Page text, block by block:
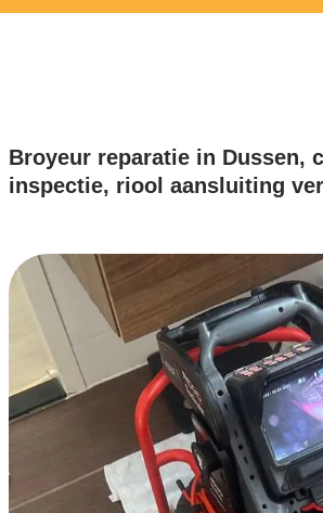
Broyeur reparatie in Dussen,
inspectie, riool aansluiting